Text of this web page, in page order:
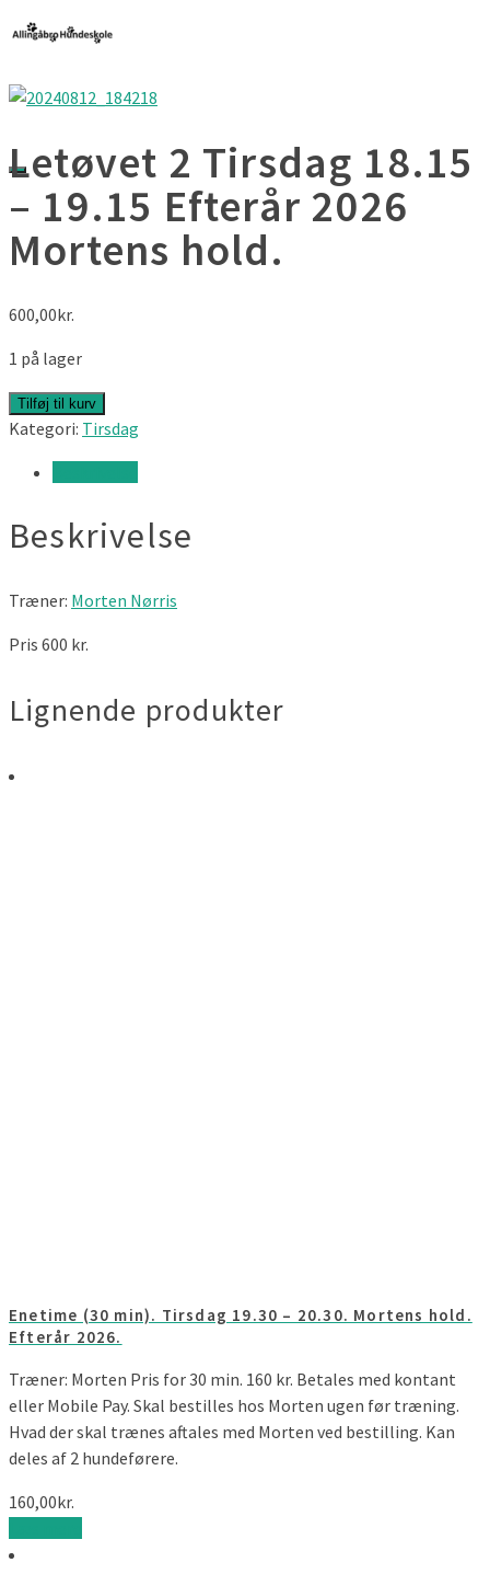
Letøvet 2 Tirsdag 18.15
– 19.15 Efterår 2026
Mortens hold.
600,00kr.
1 på lager
Letøvet
2
18.15
19.15
Mortens
hold.
Tilføj til kurv
Kategori: Tirsdag
Beskrivelse
Træner: Morten Nørris
Pris 600 kr.
Lignende produkter
Enetime (30 min). Tirsdag 19.30 – 20.30. Mortens hold.
Efterår 2026.
Træner: Morten Pris for 30 min. 160 kr. Betales med kontant
eller Mobile Pay. Skal bestilles hos Morten ugen før træning.
Hvad der skal trænes aftales med Morten ved bestilling. Kan
deles af 2 hundeførere.
160,00kr.